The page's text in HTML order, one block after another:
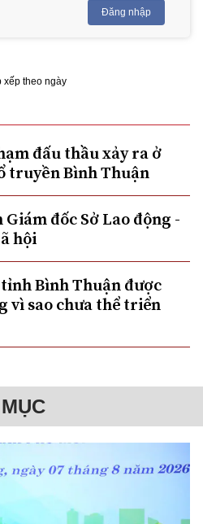
Đăng nhập
xếp theo ngày
đấu thầu xảy ra ở
truyền Bình Thuận
đốc Sở Lao động -
hội
Bình Thuận được
vì sao chưa thể triển